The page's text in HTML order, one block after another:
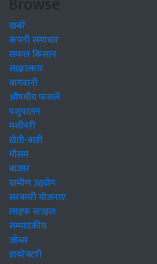
खबरें
कंपनी समाचार
सफल किसान
साक्षात्कार
बागवानी
औषधीय फसलें
पशुपालन
मशीनरी
खेती-बाड़ी
मौसम
बाजार
ग्रामीण उद्द्योग
सरकारी योजनाएं
लाइफ स्टाइल
सम्पादकीय
जॉब्स
डायरेक्टरी